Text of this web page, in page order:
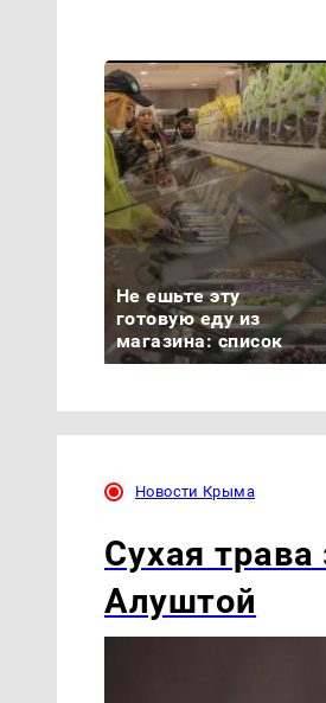
Не ешьте эту
готовую еду из
магазина: список
Новости Крыма
Сухая
Алуштой